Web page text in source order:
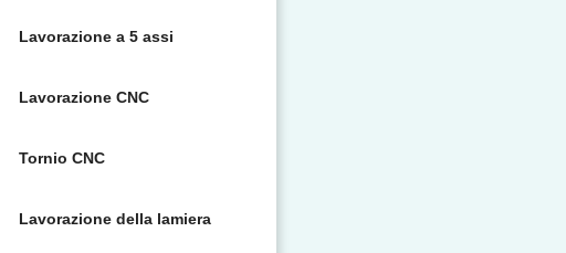
Lavorazione a 5 assi
Lavorazione CNC
Tornio CNC
Lavorazione della lamiera